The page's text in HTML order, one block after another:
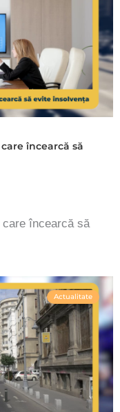
încearcă să
încearcă să
Actualitate